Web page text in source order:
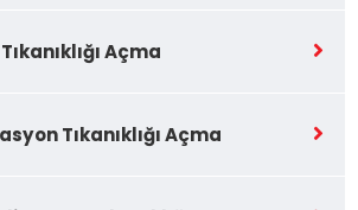
Açma
Tıkanıklığı Açma